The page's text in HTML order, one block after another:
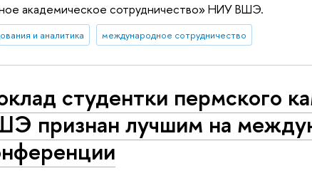
академическое сотрудничество» НИУ ВШЭ.
и аналитика международное сотрудничество
студентки пермского
признан лучшим на